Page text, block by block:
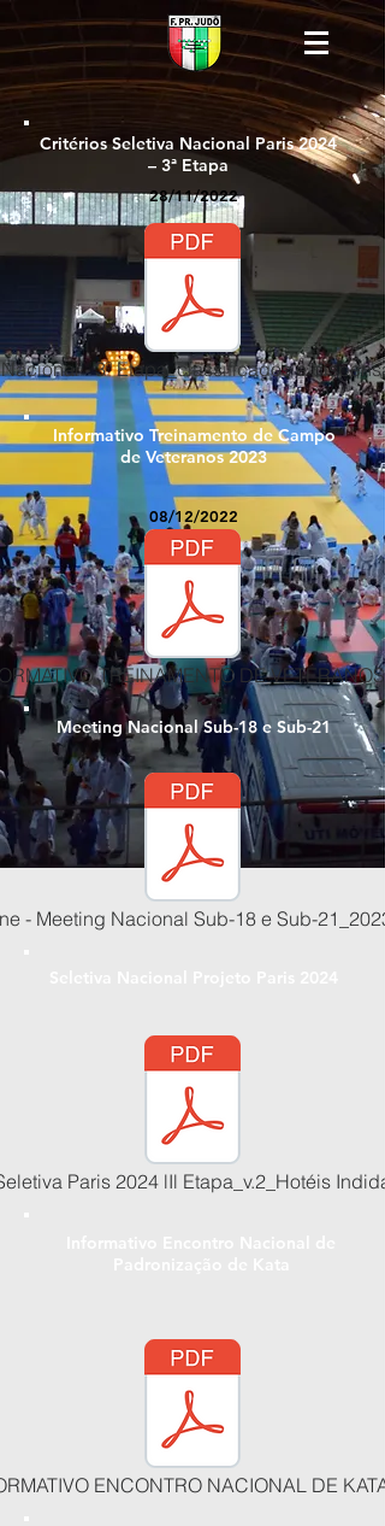
Critérios Seletiva Nacional Paris 2024
– 3ª Etapa
28/11/2022
- 3ª Etapa_classificados e
Informativo Treinamento de Campo
de Veteranos 2023
08/12/2022
TREINAMENTO DE
Meeting Nacional Sub-18 e Sub-21
14/12/2022
- Meeting Nacional Sub-18 e Sub-
Paris 2024 lIl Etapa_v.2_Hotéis
17/12/2022
ENCONTRO NACIONAL DE